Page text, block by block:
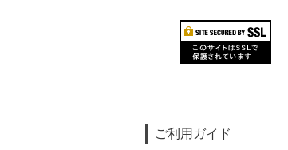
ご利用ガイド